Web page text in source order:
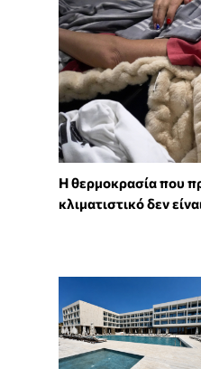
Η θερμοκρασία που
κλιματιστικό δεν